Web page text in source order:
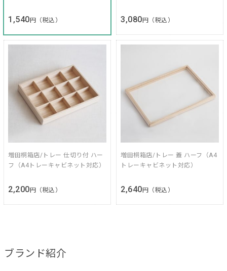
1,540 円（税込） 3,080 円（税込）
増田桐箱店/トレー 仕切り付 ハー
フ（A4トレーキャビネット対応）
2,200 円（税込）
増田桐箱店/トレー 蓋 ハーフ（A4
トレーキャビネット対応）
2,640 円（税込）
ブランド紹介